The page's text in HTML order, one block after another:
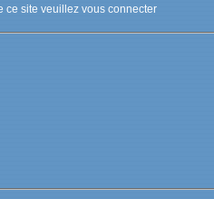
ce site veuillez vous connecter